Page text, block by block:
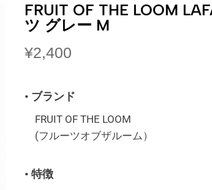
FRUIT OF THE LOOM
ツ グレー M
¥2,400
• ブランド
FRUIT OF THE LOOM
(フルーツオブザルーム）
• 特徴